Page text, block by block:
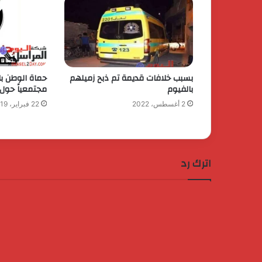
بسبب خلافات قديمة تم ذبح زميلهم
بالفيوم
2 أغسطس، 2022
حماة الوطن
مجتمعياً حول
22 فبراير، 2019
اترك رد